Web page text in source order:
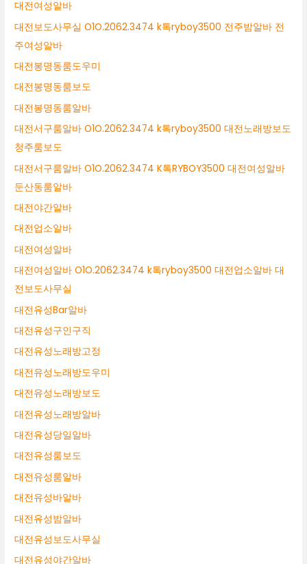
대전여성알바
대전보도사무실 O1O.2062.3474 k톡ryboy3500 전주밤알바 전
주여성알바
대전봉명동룸도우미
대전봉명동룸보도
대전봉명동룸알바
대전서구룸알바 O1O.2062.3474 k톡ryboy3500 대전노래방보도
청주룸보도
대전서구룸알바 O1O.2062.3474 K톡RYBOY3500 대전여성알바
둔산동룸알바
대전야간알바
대전업소알바
대전여성알바
대전여성알바 O1O.2062.3474 k톡ryboy3500 대전업소알바 대
전보도사무실
대전유성Bar알바
대전유성구인구직
대전유성노래방고정
대전유성노래방도우미
대전유성노래방보도
대전유성노래방알바
대전유성당일알바
대전유성룸보도
대전유성룸알바
대전유성바알바
대전유성밤알바
대전유성보도사무실
대전유성야간알바